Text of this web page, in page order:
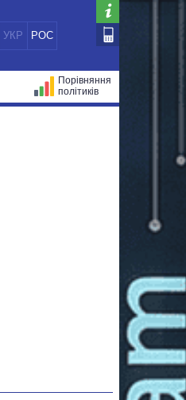
УКР РОС
Порівняння
політиків